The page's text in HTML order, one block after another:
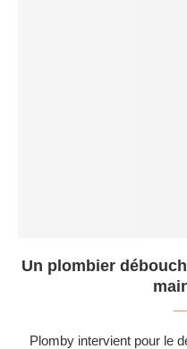
Un plombier
Plomby intervient pour le